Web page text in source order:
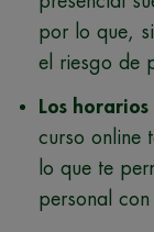
por lo que,
el riesgo de
Los
curso online
lo que te
personal con